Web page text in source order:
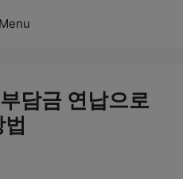
Menu
담금 연납으로